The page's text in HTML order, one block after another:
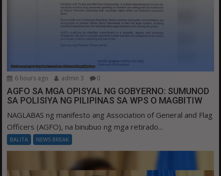
6 hours ago admin 3 0
AGFO SA MGA OPISYAL NG GOBYERNO: SUMUNOD
SA POLISIYA NG PILIPINAS SA WPS O MAGBITIW
NAGLABAS ng manifesto ang Association of General and Flag
Officers (AGFO), na binubuo ng mga retirado...
BALITA NEWS BREAK